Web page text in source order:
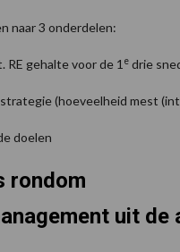
naar 3 onderdelen:
RE gehalte voor de 1 e drie
(hoeveelheid mest
doelen
rondom
uit de